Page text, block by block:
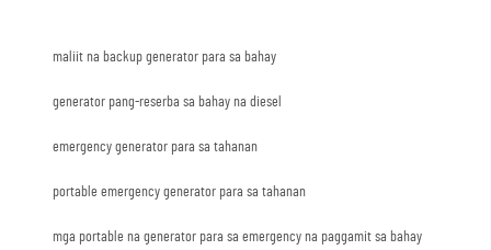
maliit na backup generator para sa bahay
generator pang-reserba sa bahay na diesel
emergency generator para sa tahanan
portable emergency generator para sa tahanan
mga portable na generator para sa emergency na paggamit sa bahay